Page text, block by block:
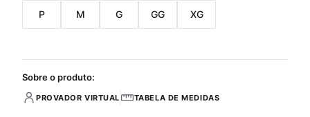
P M G GG XG
Sobre o produto:
PROVADOR VIRTUAL TABELA DE MEDIDAS